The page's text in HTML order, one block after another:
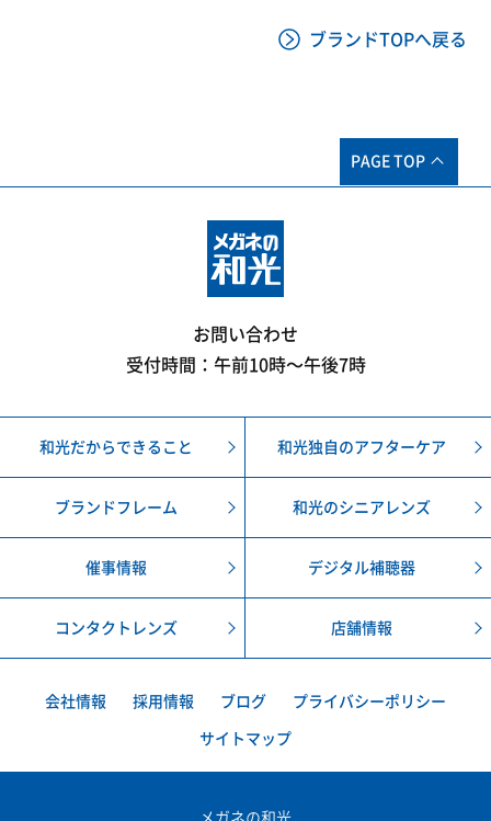
ブランドTOPへ戻る
PAGE TOP
お問い合わせ
受付時間：午前10時〜午後7時
和光だからできること 和光独自のアフターケア
ブランドフレーム 和光のシニアレンズ
催事情報 デジタル補聴器
コンタクトレンズ 店舗情報
会社情報 採用情報 ブログ プライバシーポリシー
サイトマップ
メガネの和光